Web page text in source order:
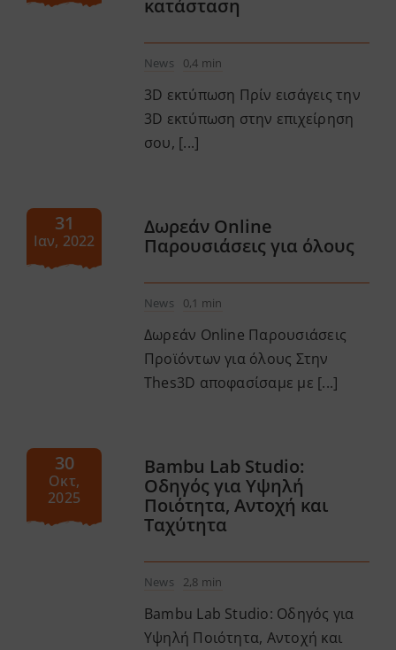
κατάσταση
News 0,4 min
3D εκτύπωση Πρίν εισάγεις την
3D εκτύπωση στην επιχείρηση
σου, [...]
31
Ιαν, 2022
Δωρεάν Online
Παρουσιάσεις για όλους
News 0,1 min
Δωρεάν Online Παρουσιάσεις
Προϊόντων για όλους Στην
Thes3D αποφασίσαμε με [...]
30
Οκτ,
2025
Bambu Lab Studio:
Οδηγός για Υψηλή
Ποιότητα, Αντοχή και
Ταχύτητα
News 2,8 min
Bambu Lab Studio: Οδηγός για
Υψηλή Ποιότητα, Αντοχή και